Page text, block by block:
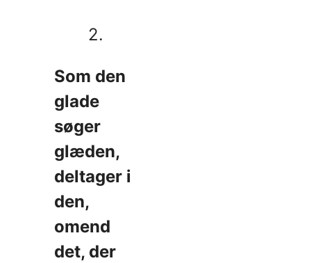
2.
Som den
glade
søger
glæden,
deltager i
den,
omend
det, der